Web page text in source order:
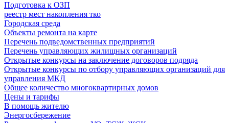
Подготовка к ОЗП
реестр мест накопления тко
Городская среда
Объекты ремонта на карте
Перечень подведомственных предприятий
Перечень управляющих жилищных организаций
Открытые конкурсы на заключение договоров подряда
Открытые конкурсы по отбору управляющих организаций для
управления МКД
Общее количество многоквартирных домов
Цены и тарифы
В помощь жителю
Энергосбережение